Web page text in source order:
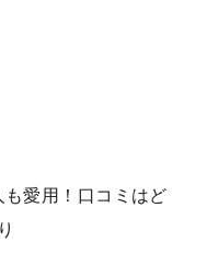
愛用！口コミはど